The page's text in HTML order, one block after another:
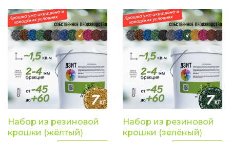
Набор из резиновой
крошки (жёлтый)
Набор из резиновой
крошки (зелёный)